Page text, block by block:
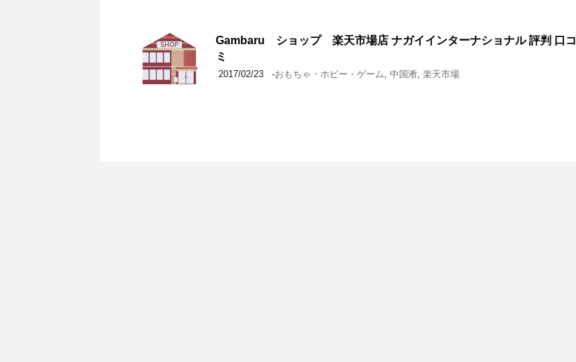
Gambaru ショップ 楽天市場店 ナガイインターナショナル 評判 口コ
ミ
2017/02/23 -おもちゃ・ホビー・ゲーム, 中国淅, 楽天市場